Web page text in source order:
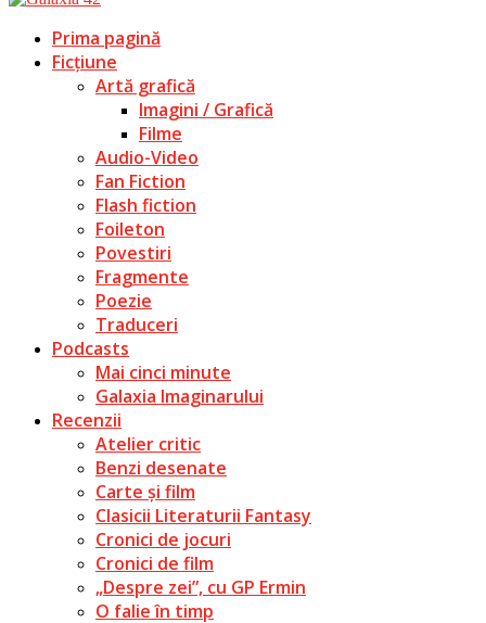
Prima pagină
Ficțiune
Artă grafică
Imagini / Grafică
Filme
Audio-Video
Fan Fiction
Flash fiction
Foileton
Povestiri
Fragmente
Poezie
Traduceri
Podcasts
Mai cinci minute
Galaxia Imaginarului
Recenzii
Atelier critic
Benzi desenate
Carte și film
Clasicii Literaturii Fantasy
Cronici de jocuri
Cronici de film
„Despre zei”, cu GP Ermin
O falie în timp